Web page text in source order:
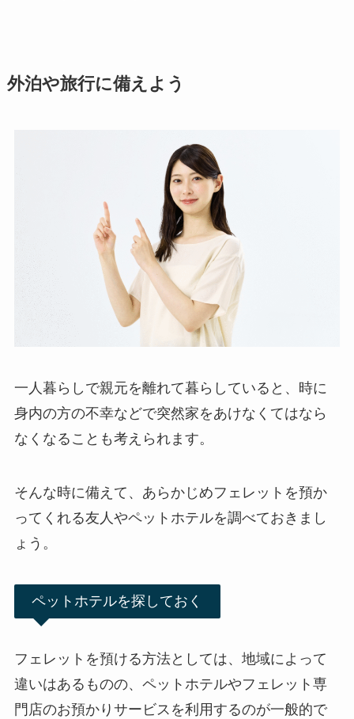
外泊や旅行に備えよう
一人暮らしで親元を離れて暮らしていると、時に
身内の方の不幸などで突然家をあけなくてはなら
なくなることも考えられます。
そんな時に備えて、あらかじめフェレットを預か
ってくれる友人やペットホテルを調べておきまし
ょう。
ペットホテルを探しておく
フェレットを預ける方法としては、地域によって
違いはあるものの、ペットホテルやフェレット専
門店のお預かりサービスを利用するのが一般的で